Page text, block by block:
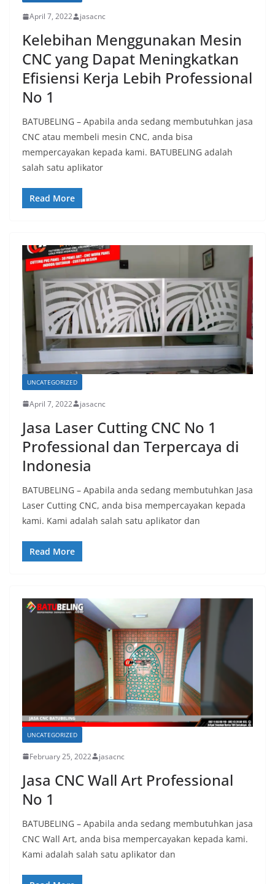
April 7, 2022 jasacnc
Kelebihan Menggunakan Mesin
CNC yang Dapat Meningkatkan
Efisiensi Kerja Lebih Professional
No 1
BATUBELING – Apabila anda sedang membutuhkan jasa
CNC atau membeli mesin CNC, anda bisa
mempercayakan kepada kami. BATUBELING adalah
salah satu aplikator
Read More
UNCATEGORIZED
April 7, 2022 jasacnc
Jasa Laser Cutting CNC No 1
Professional dan Terpercaya di
Indonesia
BATUBELING – Apabila anda sedang membutuhkan Jasa
Laser Cutting CNC, anda bisa mempercayakan kepada
kami. Kami adalah salah satu aplikator dan
Read More
UNCATEGORIZED
February 25, 2022 jasacnc
Jasa CNC Wall Art Professional
No 1
BATUBELING – Apabila anda sedang membutuhkan jasa
CNC Wall Art, anda bisa mempercayakan kepada kami.
Kami adalah salah satu aplikator dan